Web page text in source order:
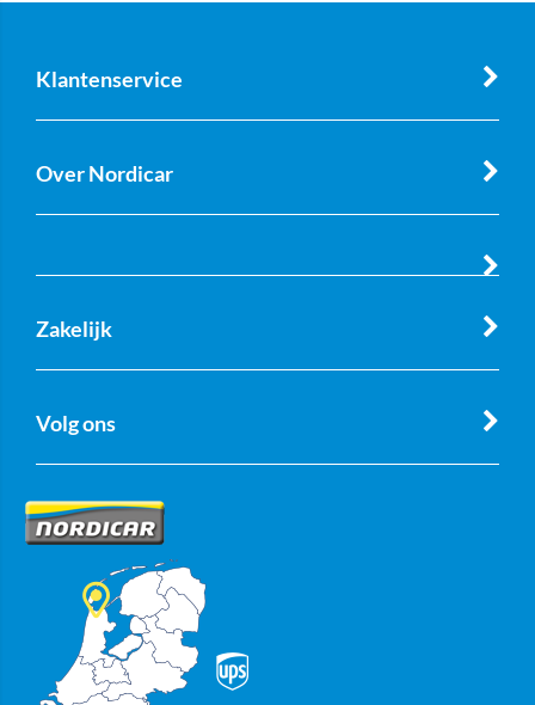
Klantenservice
Over Nordicar
Zakelijk
Volg ons